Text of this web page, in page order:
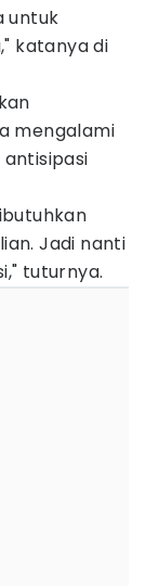
untuk
katanya di
mengalami
Jadi nanti
tuturnya.